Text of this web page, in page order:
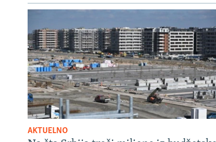
AKTUELNO